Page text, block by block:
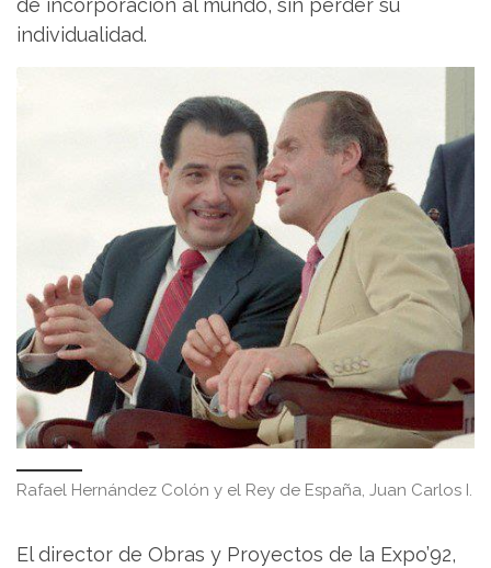
de incorporación al mundo, sin perder su
individualidad.
Rafael Hernández Colón y el Rey de España, Juan Carlos I.
El director de Obras y Proyectos de la Expo’92,